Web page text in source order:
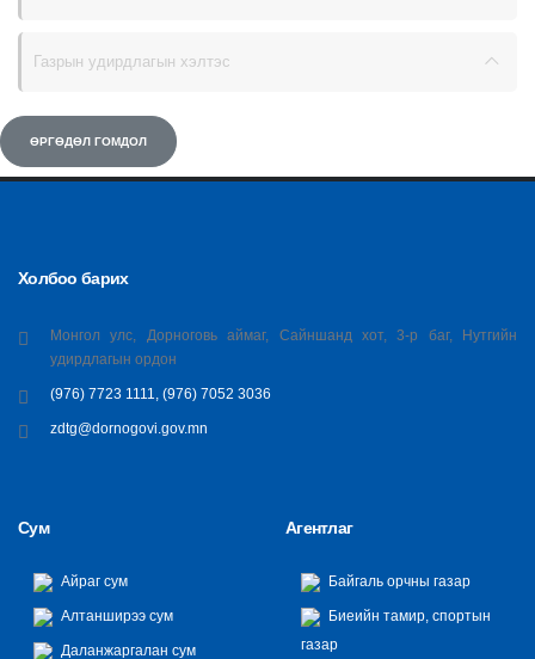
Газрын удирдлагын хэлтэс
ӨРГӨДӨЛ ГОМДОЛ
Холбоо барих
Монгол улс, Дорноговь аймаг, Сайншанд хот, 3-р баг, Нутгийн
удирдлагын ордон
(976) 7723 1111, (976) 7052 3036
zdtg@dornogovi.gov.mn
Сум
Айраг сум
Алтанширээ сум
Даланжаргалан сум
Агентлаг
Байгаль орчны газар
Биеийн тамир, спортын
газар